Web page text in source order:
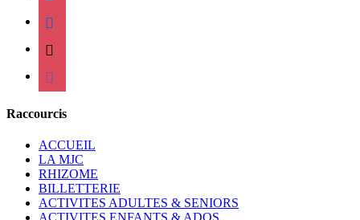
Raccourcis
ACCUEIL
LA MJC
RHIZOME
BILLETTERIE
ACTIVITES ADULTES & SENIORS
ACTIVITES ENFANTS & ADOS